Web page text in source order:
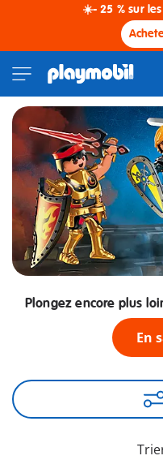
☀️- 25 % sur
Plongez encore plus
En